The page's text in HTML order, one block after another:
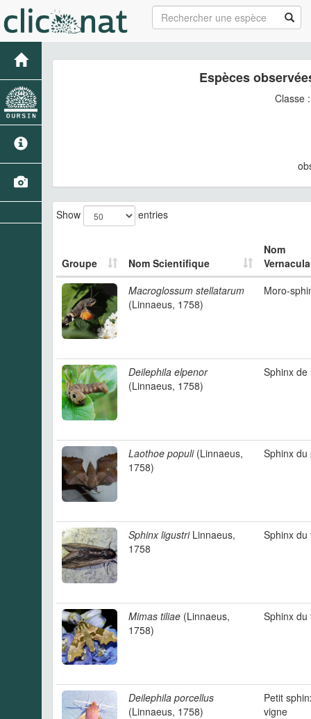
Espèces
Classe
Show entries
Groupe Nom Scientifique
Nom
Macroglossum stellatarum
(Linnaeus, 1758)
Moro-
Deilephila elpenor
(Linnaeus, 1758)
Sphinx de
Laothoe populi(Linnaeus,
1758)
Sphinx du
Sphinx ligustriLinnaeus,
1758
Sphinx du
Mimas tiliae (Linnaeus,
1758)
Sphinx du
Deilephila porcellus
(Linnaeus, 1758)
Petit
vigne